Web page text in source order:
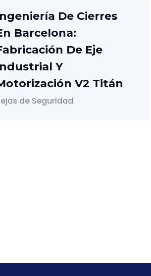
De Cierres
Barcelona:
De Eje
Y
V2 Titán
de Seguridad